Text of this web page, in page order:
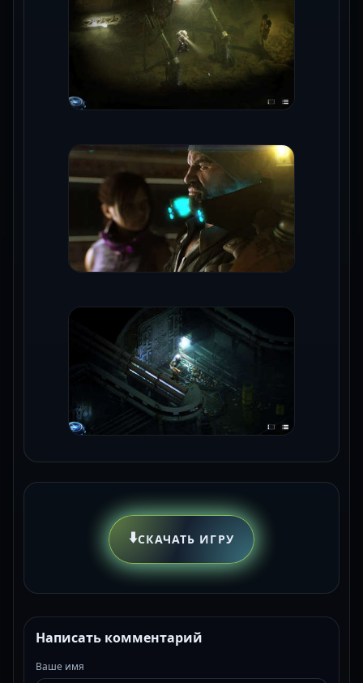
⬇️СКАЧАТЬ ИГРУ
Написать комментарий
Ваше имя